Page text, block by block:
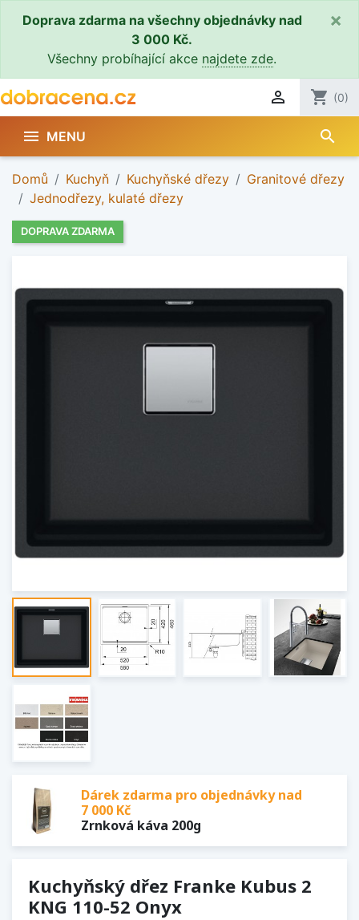
Doprava zdarma na všechny objednávky nad
3 000 Kč.
Všechny probíhající akce najdete zde.
×
 shopping_cart (0)
 MENU search
Domů Kuchyň Kuchyňské dřezy
Granitové dřezy
Jednodřezy, kulaté dřezy
DOPRAVA ZDARMA
Dárek zdarma pro objednávky nad
7 000 Kč
Zrnková káva 200g
Kuchyňský dřez Franke Kubus 2
KNG 110-52 Onyx